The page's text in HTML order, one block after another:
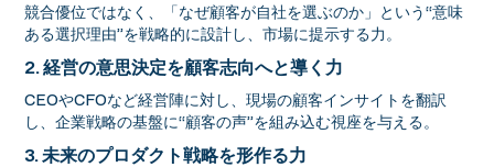
競合優位ではなく、「なぜ顧客が自社を選ぶのか」という“意味
ある選択理由”を戦略的に設計し、市場に提示する力。
2. 経営の意思決定を顧客志向へと導く力
CEOやCFOなど経営陣に対し、現場の顧客インサイトを翻訳
し、企業戦略の基盤に“顧客の声”を組み込む視座を与える。
3. 未来のプロダクト戦略を形作る力